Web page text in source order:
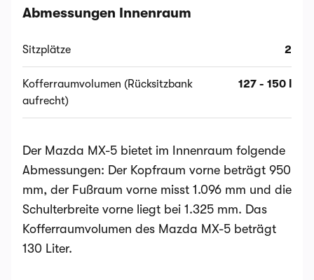
Abmessungen Innenraum
Sitzplätze 2
Kofferraumvolumen (Rücksitzbank
aufrecht)
127 - 150 l
Der Mazda MX-5 bietet im Innenraum folgende
Abmessungen: Der Kopfraum vorne beträgt 950
mm, der Fußraum vorne misst 1.096 mm und die
Schulterbreite vorne liegt bei 1.325 mm. Das
Kofferraumvolumen des Mazda MX-5 beträgt
130 Liter.